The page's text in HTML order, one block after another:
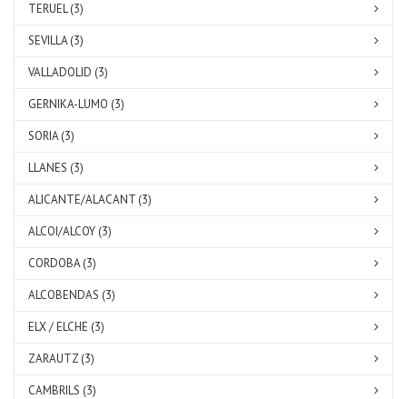
TERUEL (3)
SEVILLA (3)
VALLADOLID (3)
GERNIKA-LUMO (3)
SORIA (3)
LLANES (3)
ALICANTE/ALACANT (3)
ALCOI/ALCOY (3)
CORDOBA (3)
ALCOBENDAS (3)
ELX / ELCHE (3)
ZARAUTZ (3)
CAMBRILS (3)